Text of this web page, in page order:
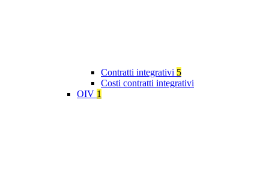
Contratti integrativi 5
Costi contratti integrativi
OIV 1